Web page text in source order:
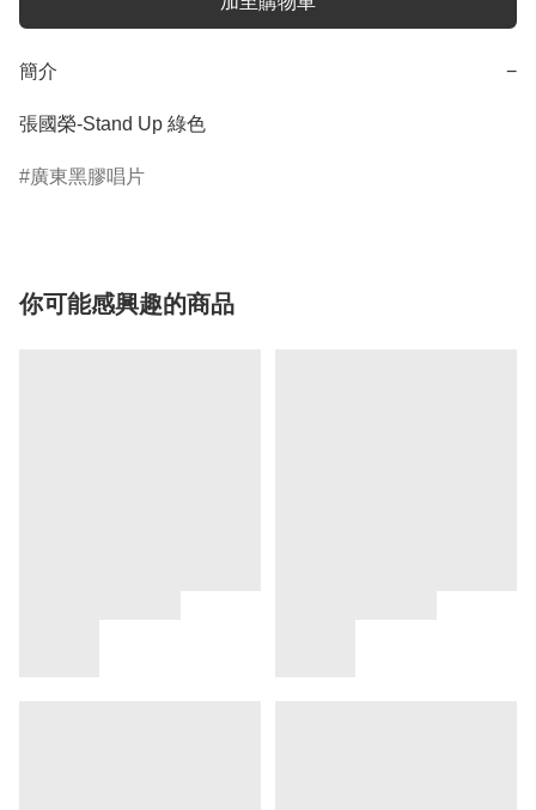
簡介 −
張國榮-Stand Up 綠色
廣東黑膠唱片
你可能感興趣的商品